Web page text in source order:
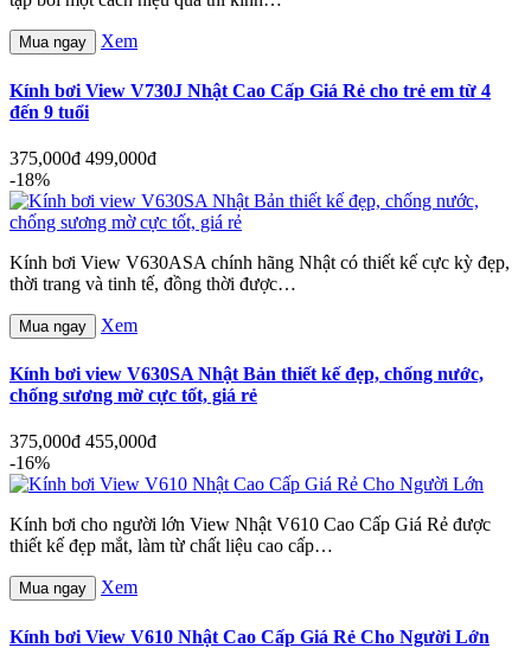
Mua ngay Xem
Kính bơi View V730J Nhật Cao Cấp Giá Rẻ cho trẻ em từ 4
đến 9 tuổi
375,000đ 499,000đ
-18%
Kính bơi View V630ASA chính hãng Nhật có thiết kế cực kỳ đẹp,
thời trang và tinh tế, đồng thời được…
Mua ngay Xem
Kính bơi view V630SA Nhật Bản thiết kế đẹp, chống nước,
chống sương mờ cực tốt, giá rẻ
375,000đ 455,000đ
-16%
Kính bơi cho người lớn View Nhật V610 Cao Cấp Giá Rẻ được
thiết kế đẹp mắt, làm từ chất liệu cao cấp…
Mua ngay Xem
Kính bơi View V610 Nhật Cao Cấp Giá Rẻ Cho Người Lớn